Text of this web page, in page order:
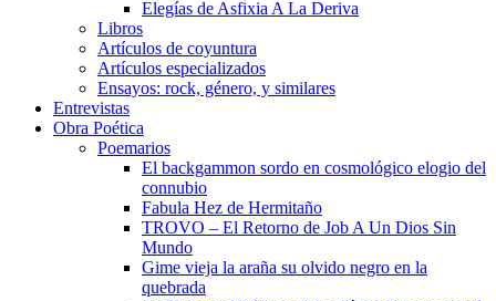
Elegías de Asfixia A La Deriva
Libros
Artículos de coyuntura
Artículos especializados
Ensayos: rock, género, y similares
Entrevistas
Obra Poética
Poemarios
El backgammon sordo en cosmológico elogio del
connubio
Fabula Hez de Hermitaño
TROVO – El Retorno de Job A Un Dios Sin
Mundo
Gime vieja la araña su olvido negro en la
quebrada